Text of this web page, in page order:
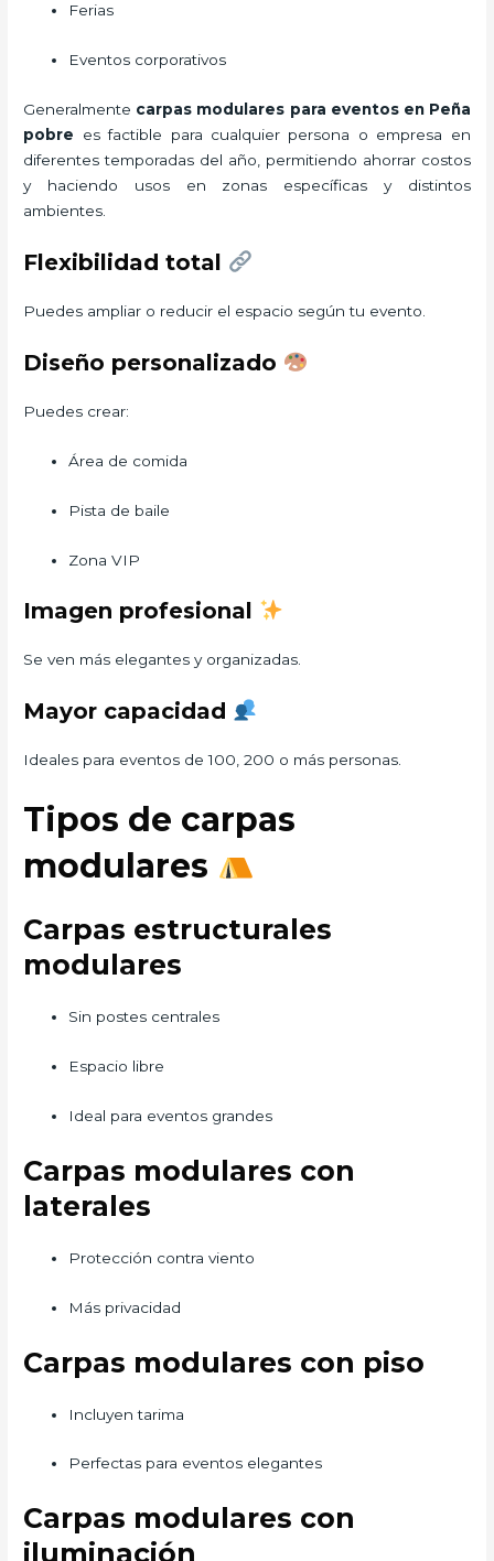
Ferias
Eventos corporativos
Generalmente carpas modulares para eventosen Peña
pobre es factible para cualquier persona o empresa en
diferentes temporadas del año, permitiendo ahorrar costos
y haciendo usos en zonas específicas y distintos
ambientes.
Flexibilidad total
Puedes ampliar o reducir el espacio según tu evento.
Diseño personalizado
Puedes crear:
Área de comida
Pista de baile
Zona VIP
Imagen profesional
Se ven más elegantes y organizadas.
Mayor capacidad
Ideales para eventos de 100, 200 o más personas.
Tipos de carpas
modulares
Carpas estructurales
modulares
Sin postes centrales
Espacio libre
Ideal para eventos grandes
Carpas modulares con
laterales
Protección contra viento
Más privacidad
Carpas modulares con piso
Incluyen tarima
Perfectas para eventos elegantes
Carpas modulares con
iluminación